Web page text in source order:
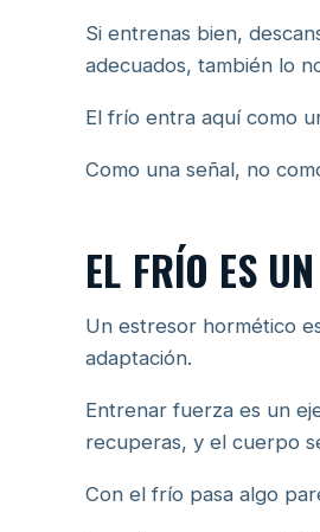
Si entrenas bien,
adecuados, también lo
El frío entra aquí como
Como una señal, no
EL FRÍO ES
Un estresor hormético
adaptación.
Entrenar fuerza es un
recuperas, y el cuerpo
Con el frío pasa algo